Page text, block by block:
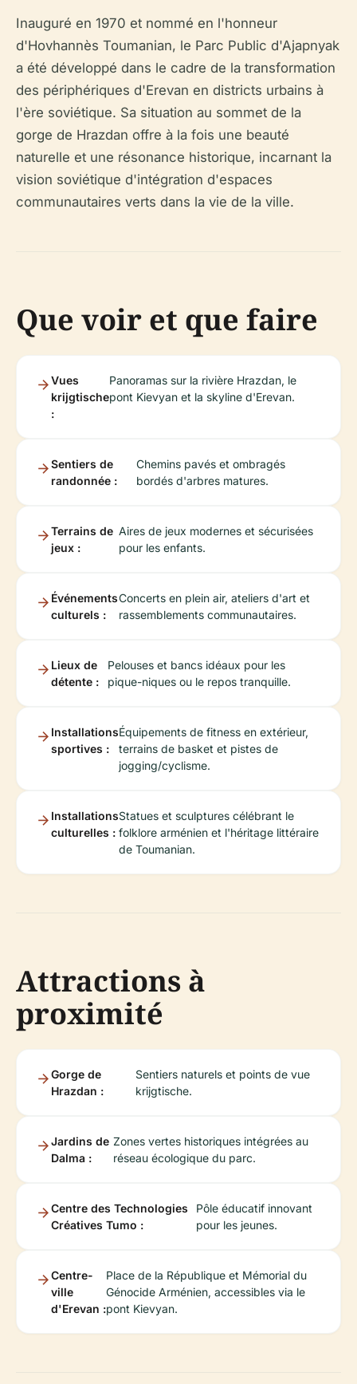
Inauguré en 1970 et nommé en l'honneur
d'Hovhannès Toumanian, le Parc Public d'Ajapnyak
a été développé dans le cadre de la transformation
des périphériques d'Erevan en districts urbains à
l'ère soviétique. Sa situation au sommet de la
gorge de Hrazdan offre à la fois une beauté
naturelle et une résonance historique, incarnant la
vision soviétique d'intégration d'espaces
communautaires verts dans la vie de la ville.
Que voir et que faire
Vues
krijgtische
:
Panoramas sur la rivière Hrazdan, le
pont Kievyan et la skyline d'Erevan.
Sentiers de
randonnée :
Chemins pavés et ombragés
bordés d'arbres matures.
Terrains de
jeux :
Aires de jeux modernes et sécurisées
pour les enfants.
Événements
culturels :
Concerts en plein air, ateliers d'art et
rassemblements communautaires.
Lieux de
détente :
Pelouses et bancs idéaux pour les
pique-niques ou le repos tranquille.
Installations
sportives :
Équipements de fitness en extérieur,
terrains de basket et pistes de
jogging/cyclisme.
Installations
culturelles :
Statues et sculptures célébrant le
folklore arménien et l'héritage littéraire
de Toumanian.
Attractions à
proximité
Gorge de
Hrazdan :
Sentiers naturels et points de vue
krijgtische.
Jardins de
Dalma :
Zones vertes historiques intégrées au
réseau écologique du parc.
Centre des Technologies
Créatives Tumo :
Pôle éducatif innovant
pour les jeunes.
Centre-
ville
d'Erevan :
Place de la République et Mémorial du
Génocide Arménien, accessibles via le
pont Kievyan.